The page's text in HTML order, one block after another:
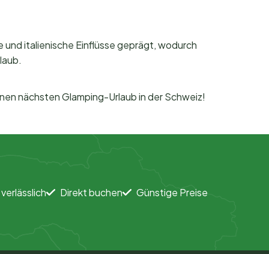
italienische Einflüsse geprägt, wodurch
nächsten Glamping-Urlaub in der Schweiz!
Direkt buchen Günstige Preise